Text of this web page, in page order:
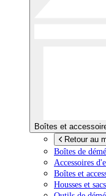
Boîtes et
Retour au
Boîtes de
Accessoires
Boîtes et
Housses et sacs